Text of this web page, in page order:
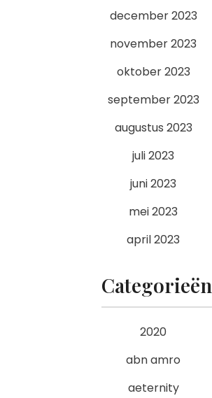
december 2023
november 2023
oktober 2023
september 2023
augustus 2023
juli 2023
juni 2023
mei 2023
april 2023
Categorieën
2020
abn amro
aeternity